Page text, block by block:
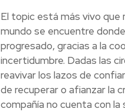
El topic está más vivo que
mundo se encuentre
progresado, gracias a la
incertidumbre. Dadas las
reavivar los lazos de
de recuperar o afianzar la
compañía no cuenta con